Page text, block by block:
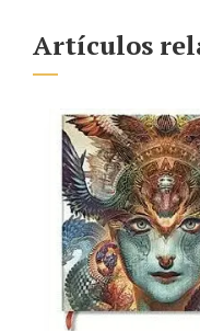
Artículos